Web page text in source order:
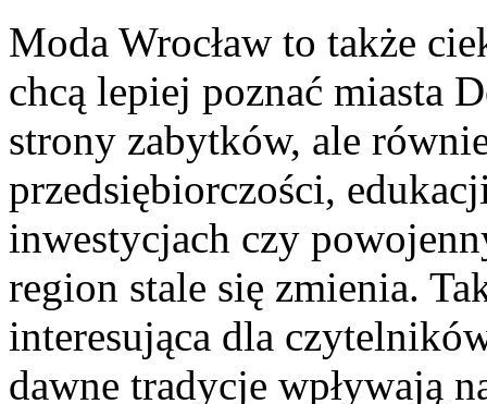
Moda Wrocław to także
chcą lepiej poznać miasta
strony zabytków, ale
przedsiębiorczości,
inwestycjach czy
region stale się zmienia.
interesująca dla
dawne tradycje wpływają